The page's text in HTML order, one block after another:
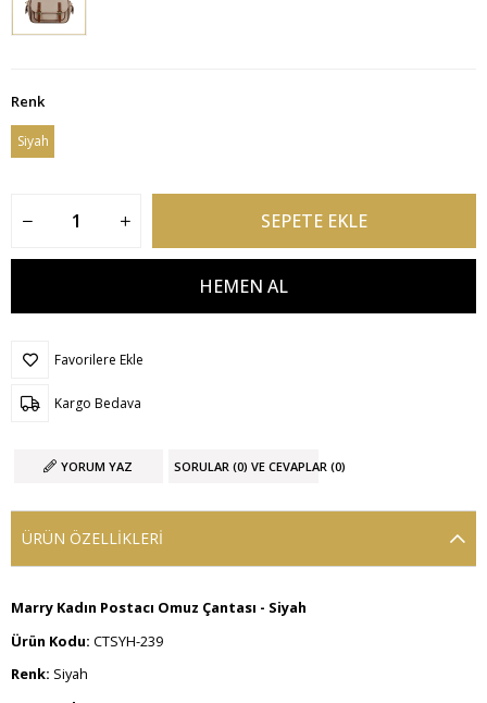
Renk
Siyah
Favorilere Ekle
Kargo Bedava
YORUM YAZ SORULAR (0) VE CEVAPLAR (0)
ÜRÜN ÖZELLIKLERI
Marry Kadın Postacı Omuz Çantası - Siyah
Ürün Kodu: CTSYH-239
Renk: Siyah